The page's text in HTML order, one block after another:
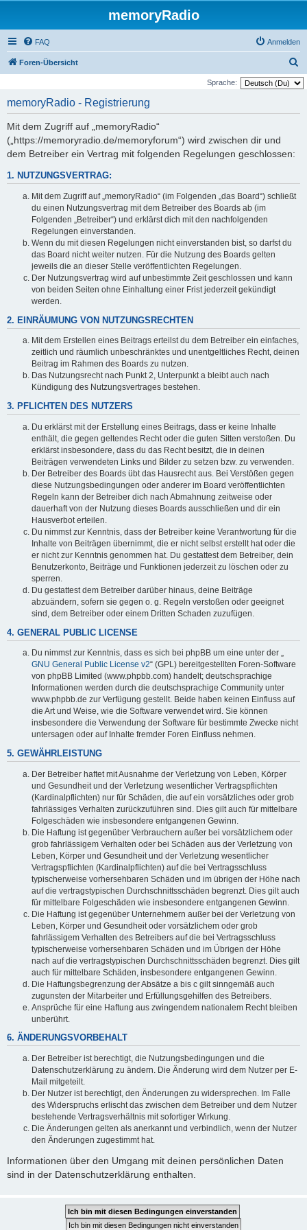
memoryRadio
FAQ Anmelden
Foren-Übersicht
u
Sprache:
memoryRadio - Registrierung
Mit dem Zugriff auf „memoryRadio“
(„https://memoryradio.de/memoryforum“) wird zwischen dir und
dem Betreiber ein Vertrag mit folgenden Regelungen geschlossen:
1. NUTZUNGSVERTRAG:
Mit dem Zugriff auf „memoryRadio“ (im Folgenden „das Board“) schließt
du einen Nutzungsvertrag mit dem Betreiber des Boards ab (im
Folgenden „Betreiber“) und erklärst dich mit den nachfolgenden
Regelungen einverstanden.
Wenn du mit diesen Regelungen nicht einverstanden bist, so darfst du
das Board nicht weiter nutzen. Für die Nutzung des Boards gelten
jeweils die an dieser Stelle veröffentlichten Regelungen.
Der Nutzungsvertrag wird auf unbestimmte Zeit geschlossen und kann
von beiden Seiten ohne Einhaltung einer Frist jederzeit gekündigt
werden.
2. EINRÄUMUNG VON NUTZUNGSRECHTEN
Mit dem Erstellen eines Beitrags erteilst du dem Betreiber ein einfaches,
zeitlich und räumlich unbeschränktes und unentgeltliches Recht, deinen
Beitrag im Rahmen des Boards zu nutzen.
Das Nutzungsrecht nach Punkt 2, Unterpunkt a bleibt auch nach
Kündigung des Nutzungsvertrages bestehen.
3. PFLICHTEN DES NUTZERS
Du erklärst mit der Erstellung eines Beitrags, dass er keine Inhalte
enthält, die gegen geltendes Recht oder die guten Sitten verstoßen. Du
erklärst insbesondere, dass du das Recht besitzt, die in deinen
Beiträgen verwendeten Links und Bilder zu setzen bzw. zu verwenden.
Der Betreiber des Boards übt das Hausrecht aus. Bei Verstößen gegen
diese Nutzungsbedingungen oder anderer im Board veröffentlichten
Regeln kann der Betreiber dich nach Abmahnung zeitweise oder
dauerhaft von der Nutzung dieses Boards ausschließen und dir ein
Hausverbot erteilen.
Du nimmst zur Kenntnis, dass der Betreiber keine Verantwortung für die
Inhalte von Beiträgen übernimmt, die er nicht selbst erstellt hat oder die
er nicht zur Kenntnis genommen hat. Du gestattest dem Betreiber, dein
Benutzerkonto, Beiträge und Funktionen jederzeit zu löschen oder zu
sperren.
Du gestattest dem Betreiber darüber hinaus, deine Beiträge
abzuändern, sofern sie gegen o. g. Regeln verstoßen oder geeignet
sind, dem Betreiber oder einem Dritten Schaden zuzufügen.
4. GENERAL PUBLIC LICENSE
Du nimmst zur Kenntnis, dass es sich bei phpBB um eine unter der „
GNU General Public License v2“ (GPL) bereitgestellten Foren-Software
von phpBB Limited (www.phpbb.com) handelt; deutschsprachige
Informationen werden durch die deutschsprachige Community unter
www.phpbb.de zur Verfügung gestellt. Beide haben keinen Einfluss auf
die Art und Weise, wie die Software verwendet wird. Sie können
insbesondere die Verwendung der Software für bestimmte Zwecke nicht
untersagen oder auf Inhalte fremder Foren Einfluss nehmen.
5. GEWÄHRLEISTUNG
Der Betreiber haftet mit Ausnahme der Verletzung von Leben, Körper
und Gesundheit und der Verletzung wesentlicher Vertragspflichten
(Kardinalpflichten) nur für Schäden, die auf ein vorsätzliches oder grob
fahrlässiges Verhalten zurückzuführen sind. Dies gilt auch für mittelbare
Folgeschäden wie insbesondere entgangenen Gewinn.
Die Haftung ist gegenüber Verbrauchern außer bei vorsätzlichem oder
grob fahrlässigem Verhalten oder bei Schäden aus der Verletzung von
Leben, Körper und Gesundheit und der Verletzung wesentlicher
Vertragspflichten (Kardinalpflichten) auf die bei Vertragsschluss
typischerweise vorhersehbaren Schäden und im übrigen der Höhe nach
auf die vertragstypischen Durchschnittsschäden begrenzt. Dies gilt auch
für mittelbare Folgeschäden wie insbesondere entgangenen Gewinn.
Die Haftung ist gegenüber Unternehmern außer bei der Verletzung von
Leben, Körper und Gesundheit oder vorsätzlichem oder grob
fahrlässigem Verhalten des Betreibers auf die bei Vertragsschluss
typischerweise vorhersehbaren Schäden und im Übrigen der Höhe
nach auf die vertragstypischen Durchschnittsschäden begrenzt. Dies gilt
auch für mittelbare Schäden, insbesondere entgangenen Gewinn.
Die Haftungsbegrenzung der Absätze a bis c gilt sinngemäß auch
zugunsten der Mitarbeiter und Erfüllungsgehilfen des Betreibers.
Ansprüche für eine Haftung aus zwingendem nationalem Recht bleiben
unberührt.
6. ÄNDERUNGSVORBEHALT
Der Betreiber ist berechtigt, die Nutzungsbedingungen und die
Datenschutzerklärung zu ändern. Die Änderung wird dem Nutzer per E-
Mail mitgeteilt.
Der Nutzer ist berechtigt, den Änderungen zu widersprechen. Im Falle
des Widerspruchs erlischt das zwischen dem Betreiber und dem Nutzer
bestehende Vertragsverhältnis mit sofortiger Wirkung.
Die Änderungen gelten als anerkannt und verbindlich, wenn der Nutzer
den Änderungen zugestimmt hat.
Informationen über den Umgang mit deinen persönlichen Daten
sind in der Datenschutzerklärung enthalten.